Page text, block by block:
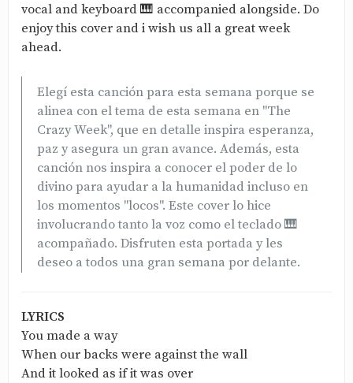
vocal and keyboard 🎹 accompanied alongside. Do
enjoy this cover and i wish us all a great week
ahead.
Elegí esta canción para esta semana porque se
alinea con el tema de esta semana en "The
Crazy Week", que en detalle inspira esperanza,
paz y asegura un gran avance. Además, esta
canción nos inspira a conocer el poder de lo
divino para ayudar a la humanidad incluso en
los momentos "locos". Este cover lo hice
involucrando tanto la voz como el teclado 🎹
acompañado. Disfruten esta portada y les
deseo a todos una gran semana por delante.
LYRICS
You made a way
When our backs were against the wall
And it looked as if it was over